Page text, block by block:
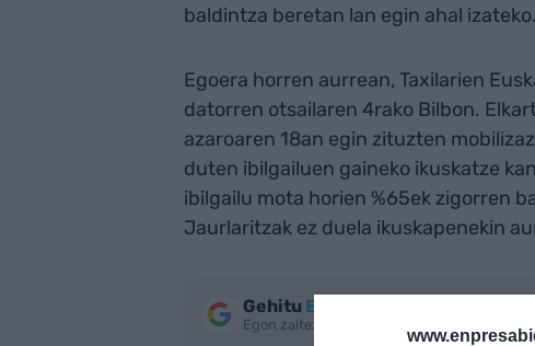
baldintza beretan lan egin ahal izateko.
Egoera horren aurrean, Taxilarien
datorren otsailaren 4rako Bilbon.
azaroaren 18an egin zituzten
duten ibilgailuen gaineko ikuskatze
ibilgailu mota horien %65ek zigorren
Jaurlaritzak ez duela ikuskapenekin
Gehitu EnpresaBIDEA
Egon zaitez azken berriekin informatuta